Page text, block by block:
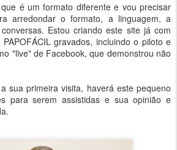
é um formato diferente e vou precisar
arredondar o formato, a linguagem, a
Estou criando este site já com
gravados, incluindo o piloto e
"live" de Facebook, que demonstrou não
sua primeira visita, haverá este pequeno
para serem assistidas e sua opinião e